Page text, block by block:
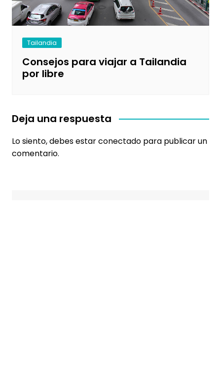
Tailandia
Consejos para viajar a Tailandia
por libre
Deja una respuesta
Lo siento, debes estarconectadopara publicar un
comentario.